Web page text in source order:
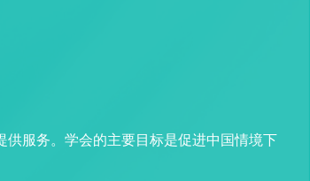
服务。学会的主要目标是促进中国情境下